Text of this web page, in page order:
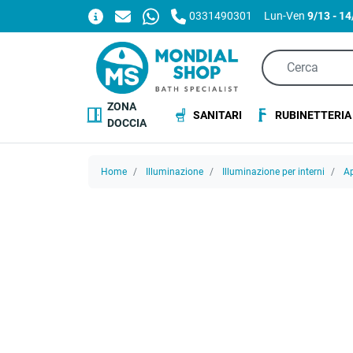
0331490301 Lun-Ven9/13 -
ZONA
DOCCIA
SANITARI RUBINETTERIA
Home Illuminazione Illuminazione per interni